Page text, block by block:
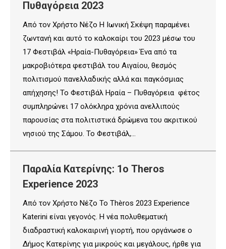
Πυθαγόρεια 2023
Από τον Χρήστο Νέζο Η Ιωνική Σκέψη παραμένει
ζωντανή και αυτό το καλοκαίρι του 2023 μέσω του
17 Φεστιβάλ «Ηραία-Πυθαγόρεια» Ένα από τα
μακροβιότερα φεστιβάλ του Αιγαίου, θεσμός
πολιτισμού πανελλαδικής αλλά και παγκόσμιας
απήχησης! Το Φεστιβάλ Ηραία – Πυθαγόρεια φέτος
συμπληρώνει 17 ολόκληρα χρόνια ανελλιπούς
παρουσίας στα πολιτιστικά δρώμενα του ακριτικού
νησιού της Σάμου. Το Φεστιβάλ,…
Παραλία Κατερίνης: 1ο Theros
Experience 2023
Από τον Χρήστο Νέζο Το Thèros 2023 Experience
Katerini είναι γεγονός. Η νέα πολυθεματική
διαδραστική καλοκαιρινή γιορτή, που οργάνωσε ο
Δήμος Κατερίνης για μικρούς και μεγάλους, ήρθε για